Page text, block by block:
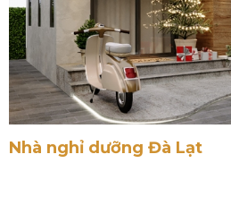
Nhà nghỉ dưỡng Đà Lạt